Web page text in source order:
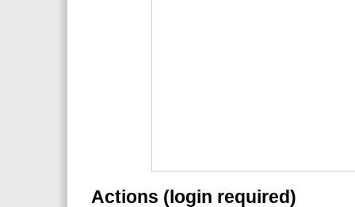
Actions (login required)